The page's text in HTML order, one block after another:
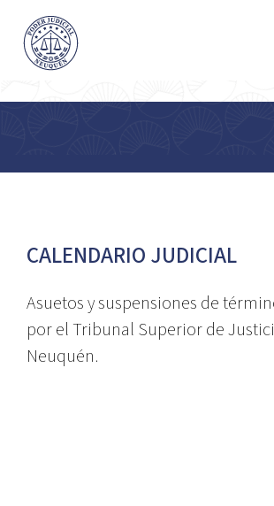
CALENDARIO JUDICIAL
Asuetos y suspensiones de
por el Tribunal Superior de
Neuquén.